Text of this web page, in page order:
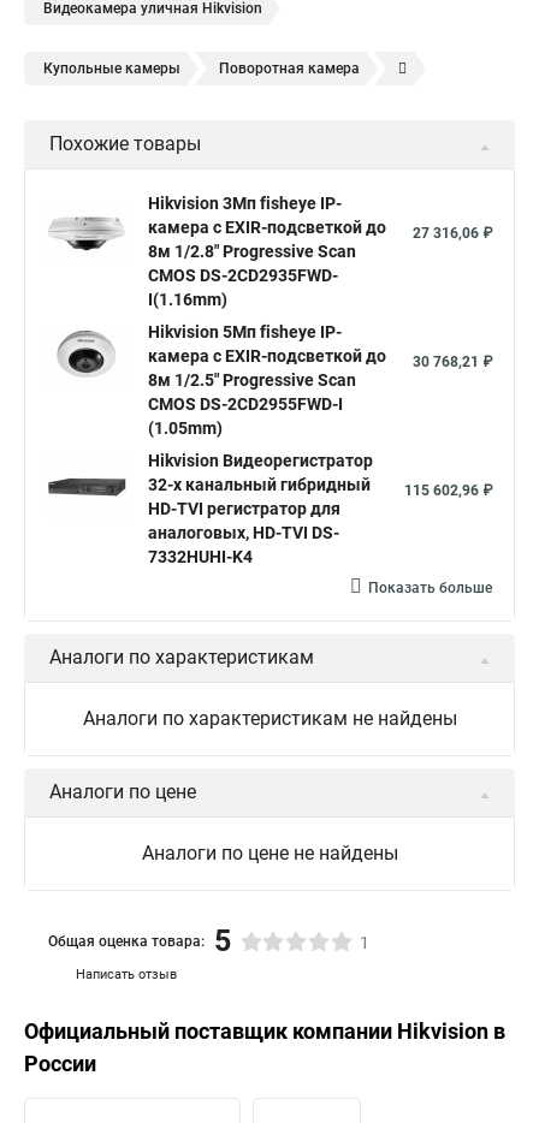
Видеокамера уличная Hikvision
Купольные камеры Поворотная камера
Камера видеонаблюдения hikvision
Hikvision купить Hikvision уличная ip камера
Hikvision poe
Hikvision 2 8 mm Hikvision camera Hikvision 2cd1148 i b
Видеонаблюдение Ip видеокамеры
Hikvision 2cd2142fwd
Hikvision ds 2cd1148 hikvision ds 2cd1148 i b
hikvision ds 2cd2042wd i Видеокамера hikvision
Видеокамеры hikvision ds
Камера Hikvision ds 2ce16d8t
Видеокамера hikvision hiwatch
Камера Hikvision ds 2cd2442fwd
Hikvision поворотная камера
Нikvision микрофон Hikvision поворотная
Hikvision порты
Похожие товары
Hikvision 3Мп fisheye IP-
камера c EXIR-подсветкой до
8м 1/2.8" Progressive Scan
CMOS DS-2CD2935FWD-
I(1.16mm)
27 316,06 ₽
Hikvision 5Мп fisheye IP-
камера c EXIR-подсветкой до
8м 1/2.5" Progressive Scan
CMOS DS-2CD2955FWD-I
(1.05mm)
30 768,21 ₽
Hikvision Видеорегистратор
32-х канальный гибридный
HD-TVI регистратор для
аналоговых, HD-TVI DS-
7332HUHI-K4
115 602,96 ₽
Показать больше
Аналоги по характеристикам
Аналоги по характеристикам не найдены
Аналоги по цене
Аналоги по цене не найдены
Написать отзыв
Общая оценка товара: 5 1
Официальный поставщик компании Hikvision в
России